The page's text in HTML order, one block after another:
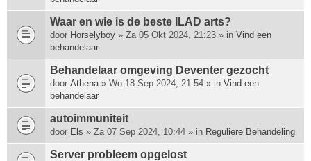
Waar en wie is de beste ILAD arts?
door Horselyboy » Za 05 Okt 2024, 21:23 » in Vind een
behandelaar
Behandelaar omgeving Deventer gezocht
door Athena » Wo 18 Sep 2024, 21:54 » in Vind een
behandelaar
autoimmuniteit
door Els » Za 07 Sep 2024, 10:44 » in Reguliere Behandeling
Server probleem opgelost